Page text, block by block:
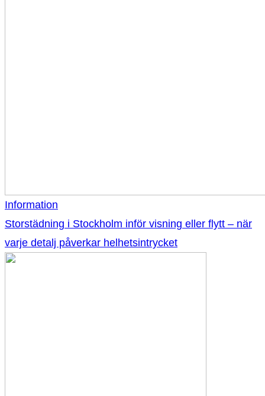
Information
Storstädning i Stockholm inför visning eller flytt – när
varje detalj påverkar helhetsintrycket